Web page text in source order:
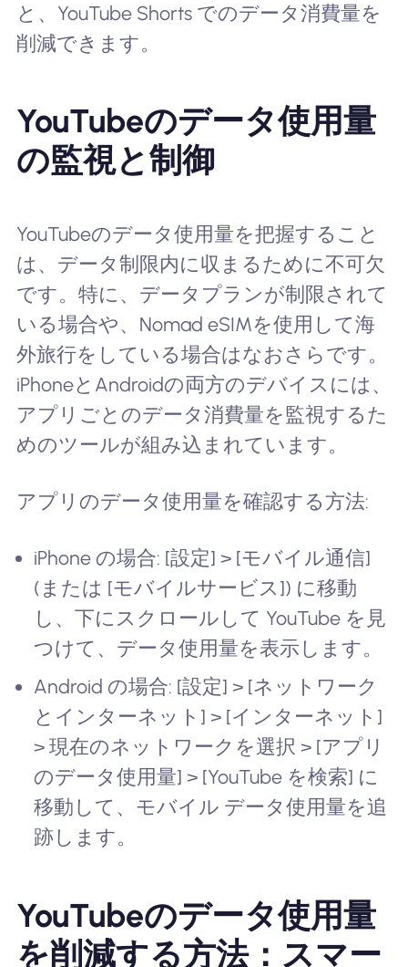
と、YouTube Shorts でのデータ消費量を
削減できます。
YouTubeのデータ使用量
の監視と制御
YouTubeのデータ使用量を把握すること
は、データ制限内に収まるために不可欠
です。特に、データプランが制限されて
いる場合や、Nomad eSIMを使用して海
外旅行をしている場合はなおさらです。
iPhoneとAndroidの両方のデバイスには、
アプリごとのデータ消費量を監視するた
めのツールが組み込まれています。
アプリのデータ使用量を確認する方法:
iPhone の場合: [設定] > [モバイル通信]
(または [モバイルサービス]) に移動
し、下にスクロールして YouTube を見
つけて、データ使用量を表示します。
Android の場合: [設定] > [ネットワーク
とインターネット] > [インターネット]
> 現在のネットワークを選択 > [アプリ
のデータ使用量] > [YouTube を検索] に
移動して、モバイル データ使用量を追
跡します。
YouTubeのデータ使用量
を削減する方法：スマー